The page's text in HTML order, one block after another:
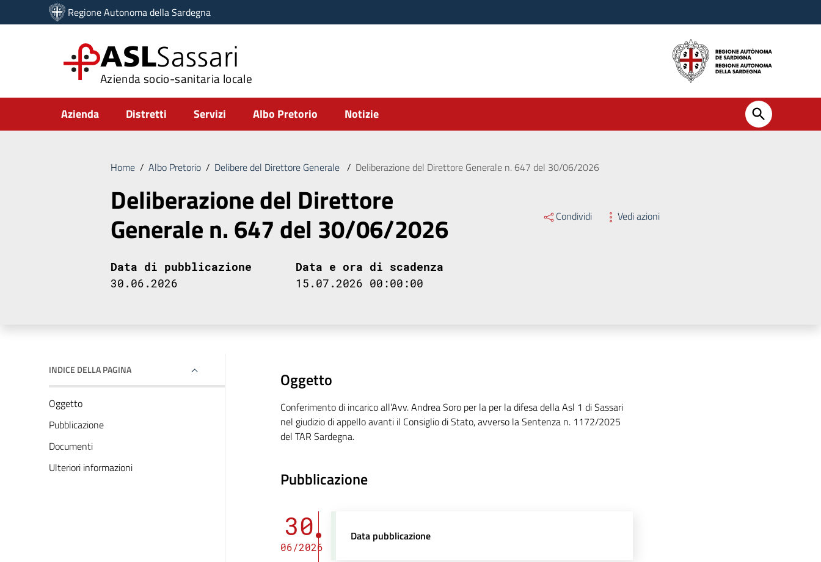
Vai ai contenuti
Vai al menu di navigazione
Regione Autonoma della Sardegna
ASLSassari
Azienda socio-sanitaria locale
Submenu
Azienda Distretti Servizi Albo Pretorio Notizie
Home / Albo Pretorio / Delibere del Direttore Generale / Deliberazione del Direttore Generale n. 647 del 30/06/2026
Deliberazione del Direttore
Generale n. 647 del 30/06/2026 Condividi Vedi azioni
Data di pubblicazione
30.06.2026
Data e ora di scadenza
15.07.2026 00:00:00
INDICE DELLA PAGINA
Oggetto
Pubblicazione
Documenti
Ulteriori informazioni
Oggetto
Conferimento di incarico all’Avv. Andrea Soro per la per la difesa della Asl 1 di Sassari
nel giudizio di appello avanti il Consiglio di Stato, avverso la Sentenza n. 1172/2025
del TAR Sardegna.
Pubblicazione
30
06/2026
Data pubblicazione